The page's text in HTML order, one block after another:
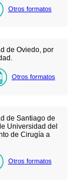
Otros formatos
de Oviedo, por
Otros formatos
de Santiago de
Universidad del
de Cirugía a
Otros formatos